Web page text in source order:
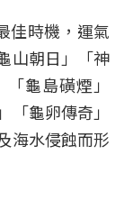
佳時機，運氣
山朝日」「神
龜島磺煙」
「龜卵傳奇」
海水侵蝕而形